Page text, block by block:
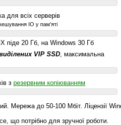
для всіх серверів
IO у пам'яті
піде 20 Гб, на Windows 30 Гб
VIP SSD , максимальна
з резервним копіюванням
Мережа до 50-100 Мбіт. Ліцензії
що потрібно для зручної роботи.